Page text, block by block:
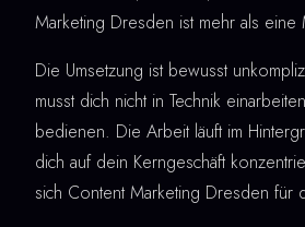
Marketing Dresden ist mehr als eine
Die Umsetzung ist bewusst
musst dich nicht in Technik
bedienen. Die Arbeit läuft im
dich auf dein Kerngeschäft
sich Content Marketing Dresden für